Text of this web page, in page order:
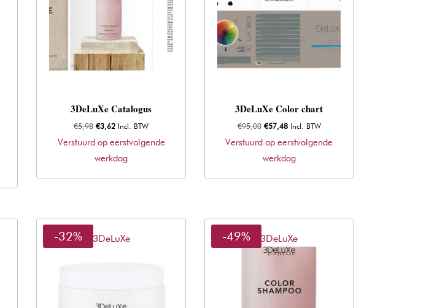
3DeLuXe Catalogus
€5,98 Oorspronkelijke
prijs
was:
€3,62Huidige
prijs
is:
Incl. BTW
Verstuurd op eerstvolgende
werkdag
3DeLuXe Color chart
€95,00 Oorspronkelijke
prijs
was:
€57,48Huidige
prijs
is:
Incl. BTW
Verstuurd op eerstvolgende
werkdag
3DeLuXe
-32% 3DeLuXe
-49%